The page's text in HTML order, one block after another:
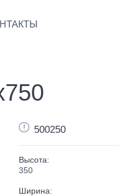
500250
Высота:
350
Ширина: